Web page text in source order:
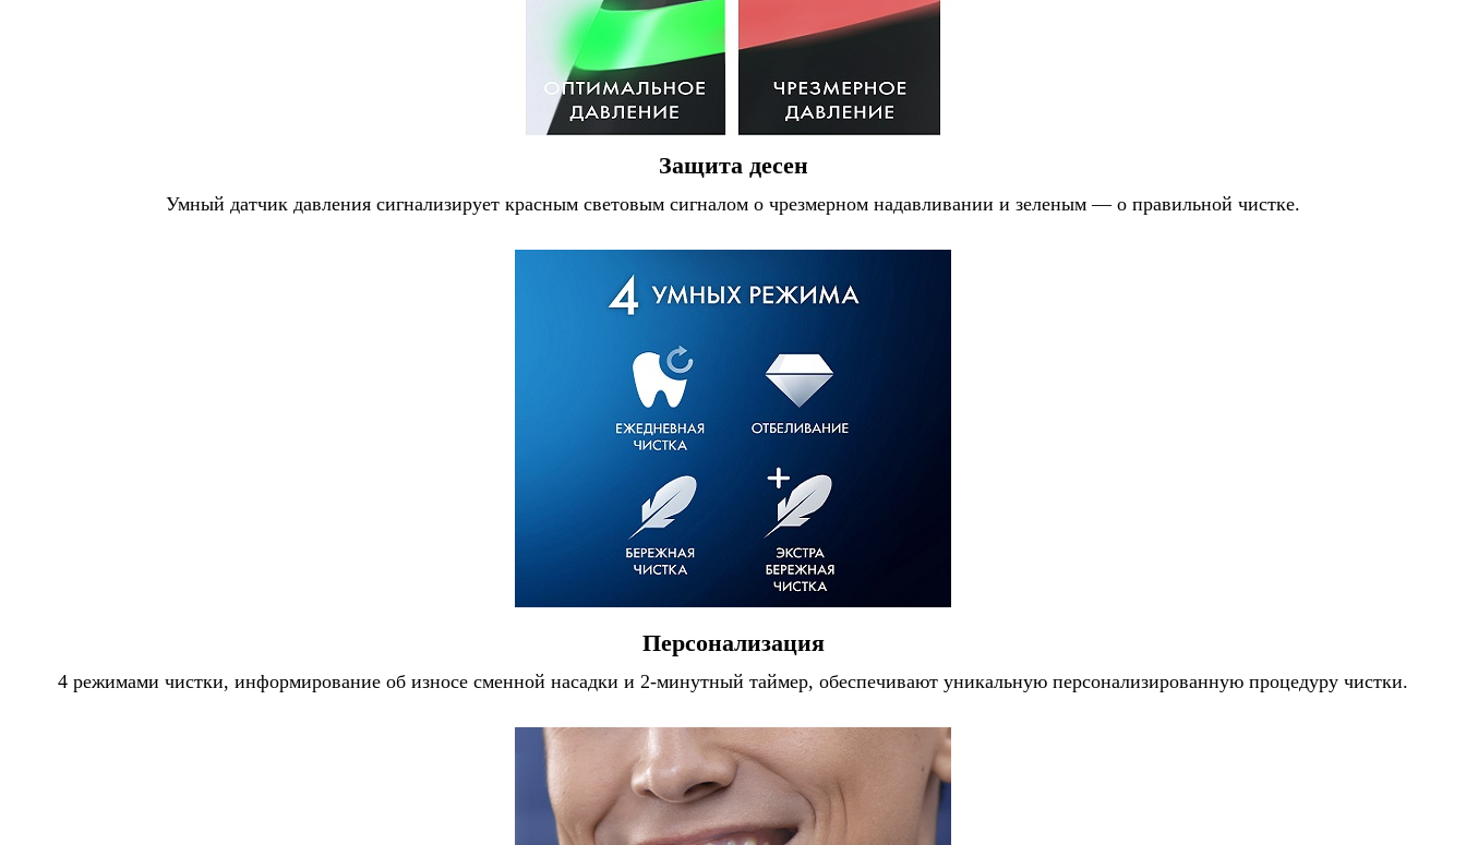
Защита десен
Умный датчик давления сигнализирует красным световым сигналом о чрезмерном надавливании и зеленым — о правильной чистке.
Персонализация
4 режимами чистки, информирование об износе сменной насадки и 2-минутный таймер, обеспечивают уникальную персонализированную процедуру чистки.